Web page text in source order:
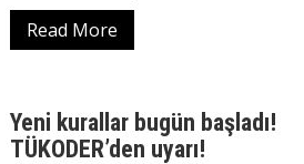
Read More
Yeni kurallar bugün başladı!
TÜKODER’den uyarı!